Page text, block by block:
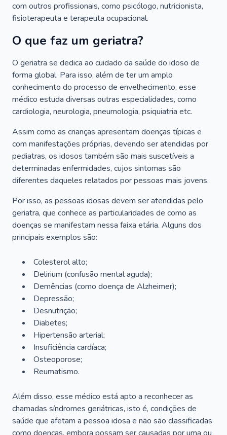
com outros profissionais, como psicólogo, nutricionista,
fisioterapeuta e terapeuta ocupacional.
O que faz um geriatra?
O geriatra se dedica ao cuidado da saúde do idoso de
forma global. Para isso, além de ter um amplo
conhecimento do processo de envelhecimento, esse
médico estuda diversas outras especialidades, como
cardiologia, neurologia, pneumologia, psiquiatria etc.
Assim como as crianças apresentam doenças típicas e
com manifestações próprias, devendo ser atendidas por
pediatras, os idosos também são mais suscetíveis a
determinadas enfermidades, cujos sintomas são
diferentes daqueles relatados por pessoas mais jovens.
Por isso, as pessoas idosas devem ser atendidas pelo
geriatra, que conhece as particularidades de como as
doenças se manifestam nessa faixa etária. Alguns dos
principais exemplos são:
Colesterol alto;
Delirium (confusão mental aguda);
Demências (como doença de Alzheimer);
Depressão;
Desnutrição;
Diabetes;
Hipertensão arterial;
Insuficiência cardíaca;
Osteoporose;
Reumatismo.
Além disso, esse médico está apto a reconhecer as
chamadas síndromes geriátricas, isto é, condições de
saúde que afetam a pessoa idosa e não são classificadas